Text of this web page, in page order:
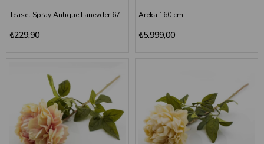
Teasel Spray Antique Lanevder 67 cm
₺229,90
Areka 160 cm
₺5.999,00